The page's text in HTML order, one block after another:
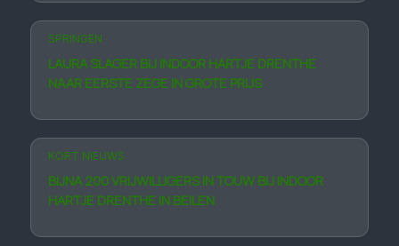
SPRINGEN
LAURA SLAGER BIJ INDOOR HARTJE DRENTHE
NAAR EERSTE ZEGE IN GROTE PRIJS
KORT NIEUWS
BIJNA 200 VRIJWILLIGERS IN TOUW BIJ INDOOR
HARTJE DRENTHE IN BEILEN